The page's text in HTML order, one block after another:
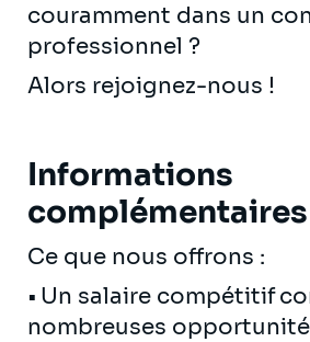
couramment dans un
professionnel ?
Alors rejoignez-nous !
Informations
complémentaires
Ce que nous offrons :
• Un salaire compétitif
nombreuses